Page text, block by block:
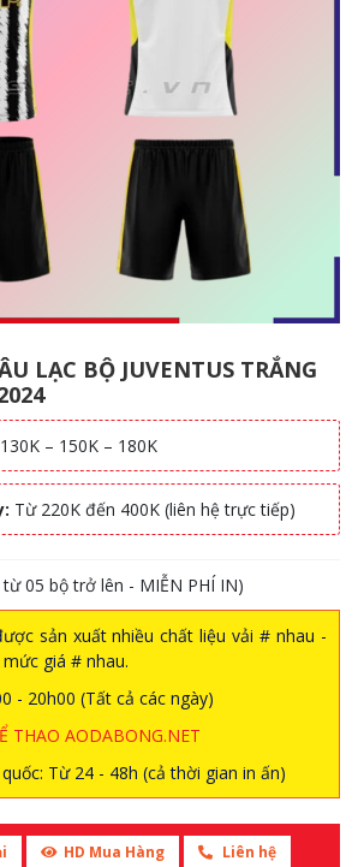
LẠC BỘ JUVENTUS TRẮNG
130K – 150K – 180K
Từ 220K đến 400K (liên hệ trực tiếp)
05 bộ trở lên - MIỄN PHÍ IN)
sản xuất nhiều chất liệu vải # nhau -
giá # nhau.
- 20h00 (Tất cả các ngày)
THAO AODABONG.NET
Từ 24 - 48h (cả thời gian in ấn)
HD Mua Hàng Liên hệ